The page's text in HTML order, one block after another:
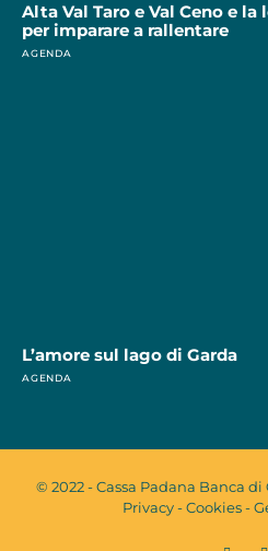
Alta Val Taro e Val Ceno e
per imparare a rallentare
AGENDA
L’amore sul lago di Garda
AGENDA
© 2022 - Cassa Padana Banca
Privacy-Cookies-